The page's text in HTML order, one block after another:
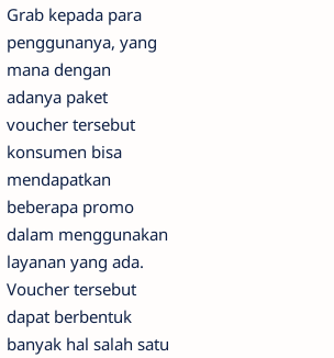
Grab kepada para
penggunanya, yang
mana dengan
adanya paket
voucher tersebut
konsumen bisa
mendapatkan
beberapa promo
dalam menggunakan
layanan yang ada.
Voucher tersebut
dapat berbentuk
banyak hal salah satu